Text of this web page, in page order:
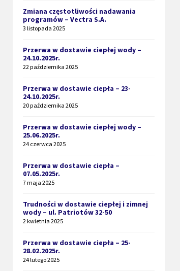
Zmiana częstotliwości nadawania
programów – Vectra S.A.
3 listopada 2025
Przerwa w dostawie ciepłej wody –
24.10.2025r.
22 października 2025
Przerwa w dostawie ciepła – 23-
24.10.2025r.
20 października 2025
Przerwa w dostawie ciepłej wody –
25.06.2025r.
24 czerwca 2025
Przerwa w dostawie ciepła –
07.05.2025r.
7 maja 2025
Trudności w dostawie ciepłej i zimnej
wody – ul. Patriotów 32-50
2 kwietnia 2025
Przerwa w dostawie ciepła – 25-
28.02.2025r.
24 lutego 2025